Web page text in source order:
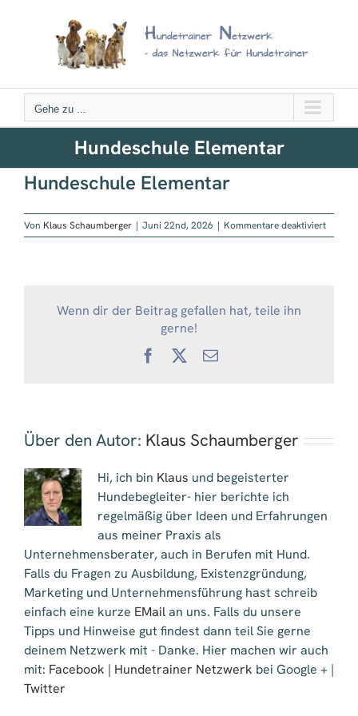
Gehe zu ...
Hundeschule Elementar
Hundeschule Elementar
Von Klaus Schaumberger | Juni 22nd, 2026 | Kommentare deaktiviertfür
Wenn dir der Beitrag gefallen hat, teile ihn
gerne!
Facebook
X
E-
Über den Autor: Klaus Schaumberger
Hi, ich bin Klaus und begeisterter
Hundebegleiter- hier berichte ich
regelmäßig über Ideen und Erfahrungen
aus meiner Praxis als
Unternehmensberater, auch in Berufen mit Hund.
Falls du Fragen zu Ausbildung, Existenzgründung,
Marketing und Unternehmensführung hast schreib
einfach eine kurze EMailan uns. Falls du unsere
Tipps und Hinweise gut findest dann teil Sie gerne
deinem Netzwerk mit - Danke. Hier machen wir auch
mit: Facebook | Hundetrainer Netzwerk bei Google + |
Twitter